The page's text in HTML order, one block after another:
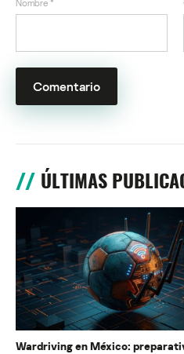
Nombre *
ÚLTIMAS
Wardriving en México: